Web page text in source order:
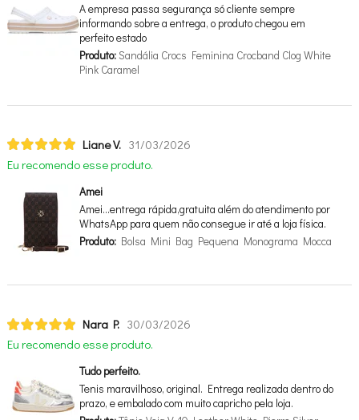
A empresa passa segurança só cliente sempre
informando sobre a entrega, o produto chegou em
perfeito estado
Produto:Sandália Crocs Feminina Crocband Clog White
Pink Caramel
Liane V. 31/03/2026
Eu recomendo esse produto.
Amei
Amei…entrega rápida,gratuita além do atendimento por
WhatsApp para quem não consegue ir até a loja física.
Produto:Bolsa Mini Bag Pequena Monograma Mocca
Nara P. 30/03/2026
Eu recomendo esse produto.
Tudo perfeito.
Tenis maravilhoso, original. Entrega realizada dentro do
prazo, e embalado com muito capricho pela loja.